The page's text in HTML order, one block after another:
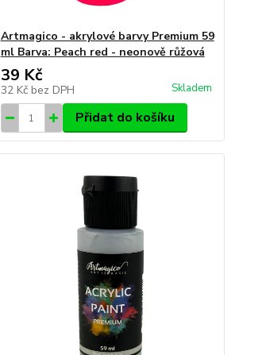
Artmagico - akrylové barvy Premium 59
ml Barva: Peach red - neonově růžová
39 Kč
32 Kč bez DPH Skladem
Přidat do košíku